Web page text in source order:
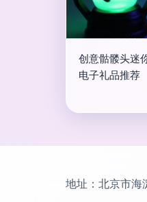
创意骷髅头迷
电子礼品推荐
地址：北京市海